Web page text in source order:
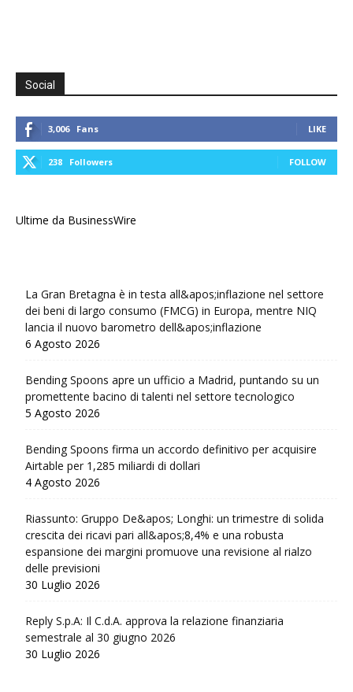
Social
3,006 Fans LIKE
238 Followers FOLLOW
Ultime da BusinessWire
La Gran Bretagna è in testa all&apos;inflazione nel settore
dei beni di largo consumo (FMCG) in Europa, mentre NIQ
lancia il nuovo barometro dell&apos;inflazione
6 Agosto 2026
Bending Spoons apre un ufficio a Madrid, puntando su un
promettente bacino di talenti nel settore tecnologico
5 Agosto 2026
Bending Spoons firma un accordo definitivo per acquisire
Airtable per 1,285 miliardi di dollari
4 Agosto 2026
Riassunto: Gruppo De&apos; Longhi: un trimestre di solida
crescita dei ricavi pari all&apos;8,4% e una robusta
espansione dei margini promuove una revisione al rialzo
delle previsioni
30 Luglio 2026
Reply S.p.A: Il C.d.A. approva la relazione finanziaria
semestrale al 30 giugno 2026
30 Luglio 2026